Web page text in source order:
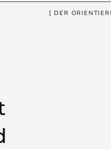
[ DER